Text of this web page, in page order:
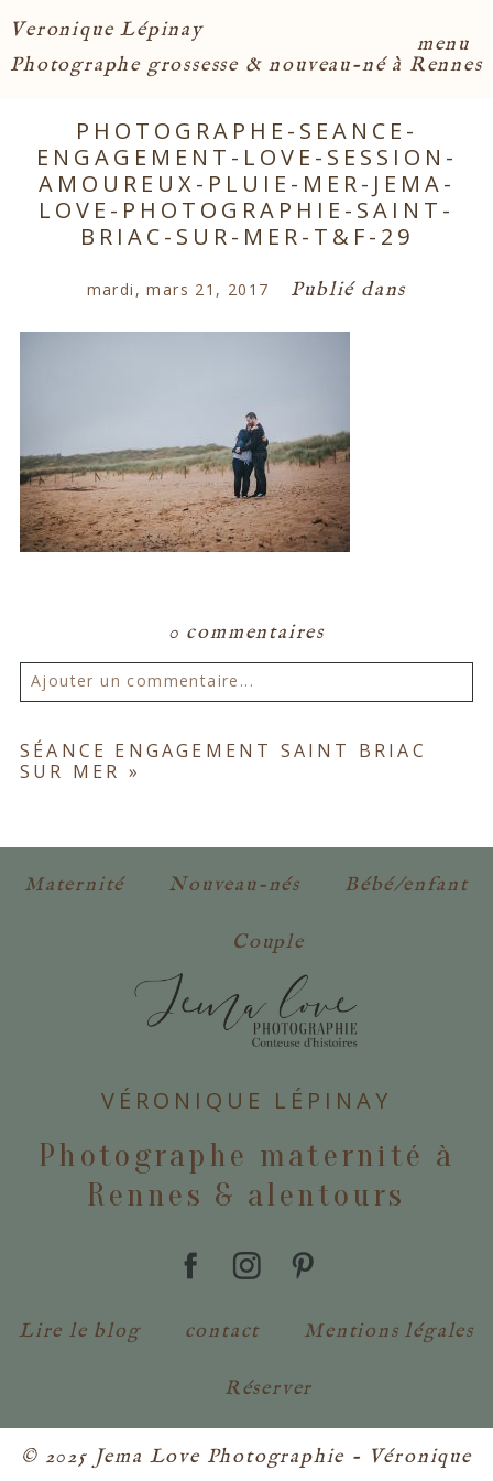
menu
Veronique Lépinay
Photographe grossesse & nouveau-né à Rennes
PHOTOGRAPHE-SEANCE-
ENGAGEMENT-LOVE-SESSION-
AMOUREUX-PLUIE-MER-JEMA-
LOVE-PHOTOGRAPHIE-SAINT-
BRIAC-SUR-MER-T&F-29
mardi, mars 21, 2017 Publié dans
0 commentaires
Ajouter un commentaire...
Votre email ne serajamais publié ou partagé.
Les champs marqués d'un astérisque sont
POSTER VOTRE COMMENTAIRE
SÉANCE ENGAGEMENT SAINT BRIAC
SUR MER »
Maternité Nouveau-nés Bébé/enfant
Couple
VÉRONIQUE LÉPINAY
Photographe maternité à
Rennes & alentours
Lire le blog contact Mentions légales
Réserver
© 2025 Jema Love Photographie - Véronique